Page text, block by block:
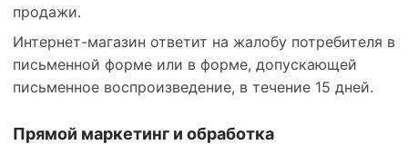
продажи.
Интернет-магазин ответит на жалобу потребителя в
письменной форме или в форме, допускающей
письменное воспроизведение, в течение 15 дней.
Прямой маркетинг и обработка